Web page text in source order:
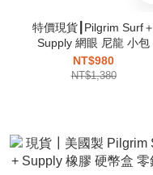
特價現貨┃Pilgrim Surf＋
Supply 網眼 尼龍 小包
NT$980
NT$1,380